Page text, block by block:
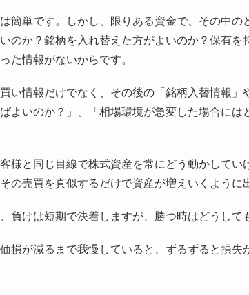
簡単です。しかし、限りある資金で、その中の
のか？銘柄を入れ替えた方がよいのか？保有を
た情報がないからです。
い情報だけでなく、その後の「銘柄入替情報」
よいのか？」、「相場環境が急変した場合に
様と同じ目線で株式資産を常にどう動かしてい
の売買を真似するだけで資産が増えいくように
負けは短期で決着しますが、勝つ時はどうして
損が減るまで我慢していると、ずるずると損失